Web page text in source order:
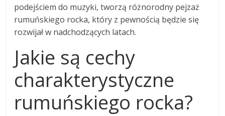
podejściem do muzyki, tworzą różnorodny pejzaż
rumuńskiego rocka, który z pewnością będzie się
rozwijał w nadchodzących latach.
Jakie są cechy
charakterystyczne
rumuńskiego rocka?